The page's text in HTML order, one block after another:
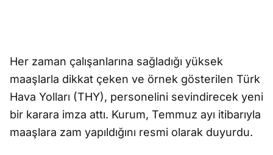
Her zaman çalışanlarına sağladığı yüksek
maaşlarla dikkat çeken ve örnek gösterilen Türk
Hava Yolları (THY), personelini sevindirecek yeni
bir karara imza attı. Kurum, Temmuz ayı itibarıyla
maaşlara zam yapıldığını resmi olarak duyurdu.